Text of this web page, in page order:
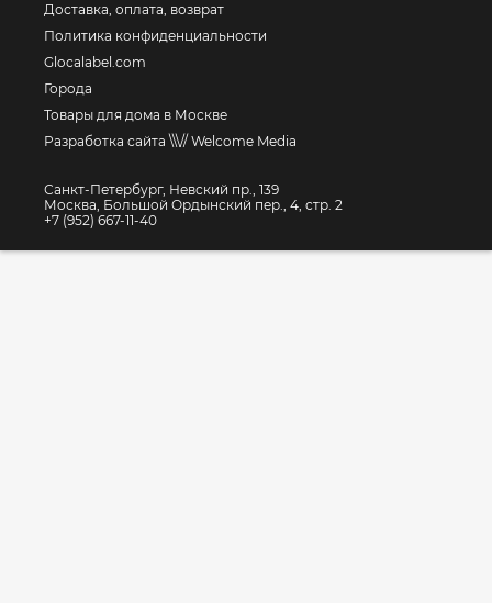
Доставка, оплата, возврат
Политика конфиденциальности
Glocalabel.com
Города
Товары для дома в Москве
Разработка сайта \\\// Welcome Media
Санкт-Петербург, Невский пр., 139
Москва, Большой Ордынский пер., 4, стр. 2
+7 (952) 667-11-40